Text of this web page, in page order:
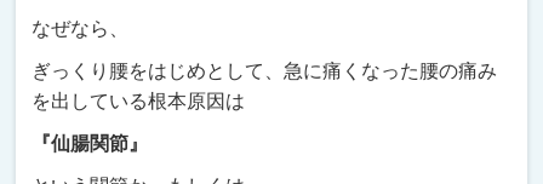
なぜなら、
ぎっくり腰をはじめとして、急に痛くなった腰の痛み
を出している根本原因は
『仙腸関節』